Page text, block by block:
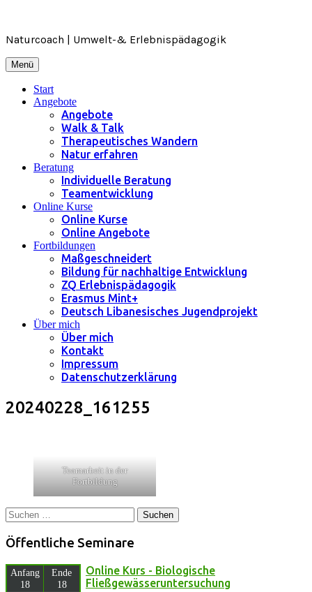
springen
Naturcoach | Umwelt-& Erlebnispädagogik
Menü
Start
Angebote
Angebote
Walk & Talk
Therapeutisches Wandern
Natur erfahren
Beratung
Individuelle Beratung
Teamentwicklung
Online Kurse
Online Kurse
Online Angebote
Fortbildungen
Maßgeschneidert
Bildung für nachhaltige Entwicklung
ZQ Erlebnispädagogik
Erasmus Mint+
Deutsch Libanesisches Jugendprojekt
Über mich
Über mich
Kontakt
Impressum
Datenschutzerklärung
20240228_161255
Teamarbeit in der
Fortbildung
Suchen
nach:
Öffentliche Seminare
Anfang
18
Ende
18
Online Kurs - Biologische
Fließgewässeruntersuchung